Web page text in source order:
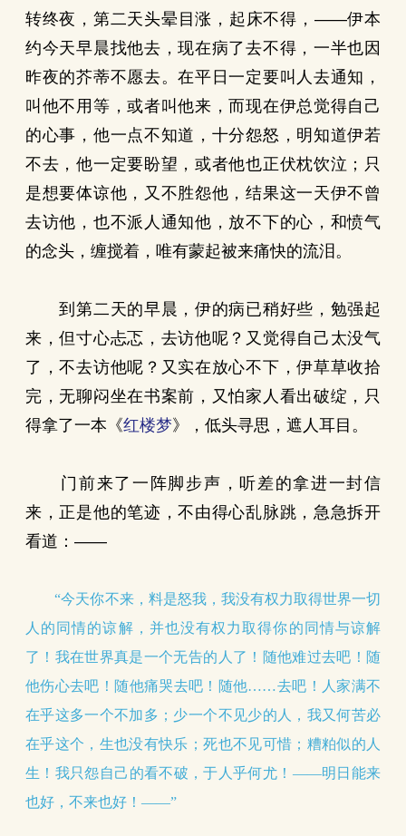
转终夜，第二天头晕目涨，起床不得，——伊本
约今天早晨找他去，现在病了去不得，一半也因
昨夜的芥蒂不愿去。在平日一定要叫人去通知，
叫他不用等，或者叫他来，而现在伊总觉得自己
的心事，他一点不知道，十分怨怒，明知道伊若
不去，他一定要盼望，或者他也正伏枕饮泣；只
是想要体谅他，又不胜怨他，结果这一天伊不曾
去访他，也不派人通知他，放不下的心，和愤气
的念头，缠搅着，唯有蒙起被来痛快的流泪。
到第二天的早晨，伊的病已稍好些，勉强起
来，但寸心忐忑，去访他呢？又觉得自己太没气
了，不去访他呢？又实在放心不下，伊草草收拾
完，无聊闷坐在书案前，又怕家人看出破绽，只
得拿了一本《红楼梦》，低头寻思，遮人耳目。
门前来了一阵脚步声，听差的拿进一封信
来，正是他的笔迹，不由得心乱脉跳，急急拆开
看道：——
“今天你不来，料是怒我，我没有权力取得世界一切
人的同情的谅解，并也没有权力取得你的同情与谅解
了！我在世界真是一个无告的人了！随他难过去吧！随
他伤心去吧！随他痛哭去吧！随他……去吧！人家满不
在乎这多一个不加多；少一个不见少的人，我又何苦必
在乎这个，生也没有快乐；死也不见可惜；糟粕似的人
生！我只怨自己的看不破，于人乎何尤！——明日能来
也好，不来也好！——”